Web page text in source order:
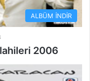
ALBÜM İNDİR
2006